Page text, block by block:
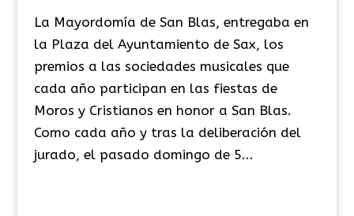
La Mayordomía de San Blas, entregaba en
la Plaza del Ayuntamiento de Sax, los
premios a las sociedades musicales que
cada año participan en las fiestas de
Moros y Cristianos en honor a San Blas.
Como cada año y tras la deliberación del
jurado, el pasado domingo de 5...